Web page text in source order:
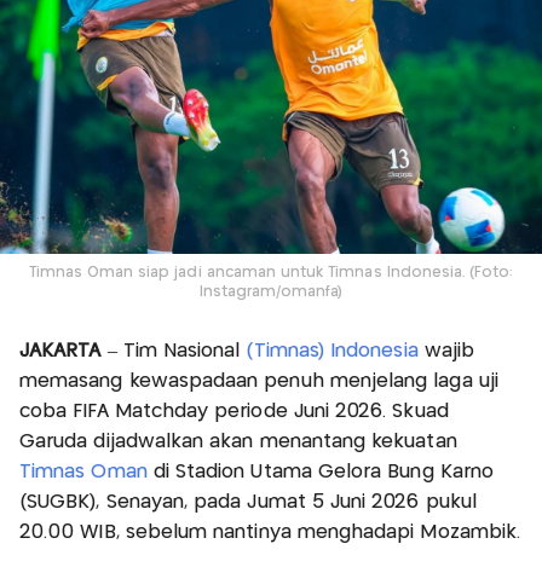
Timnas Oman siap jadi ancaman untuk Timnas Indonesia. (Foto:
Instagram/omanfa)
JAKARTA– Tim Nasional (Timnas) Indonesiawajib
memasang kewaspadaan penuh menjelang laga uji
coba FIFA Matchday periode Juni 2026. Skuad
Garuda dijadwalkan akan menantang kekuatan
Timnas Omandi Stadion Utama Gelora Bung Karno
(SUGBK), Senayan, pada Jumat 5 Juni 2026 pukul
20.00 WIB, sebelum nantinya menghadapi Mozambik.